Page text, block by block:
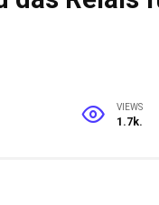
VIEWS
1.7k.